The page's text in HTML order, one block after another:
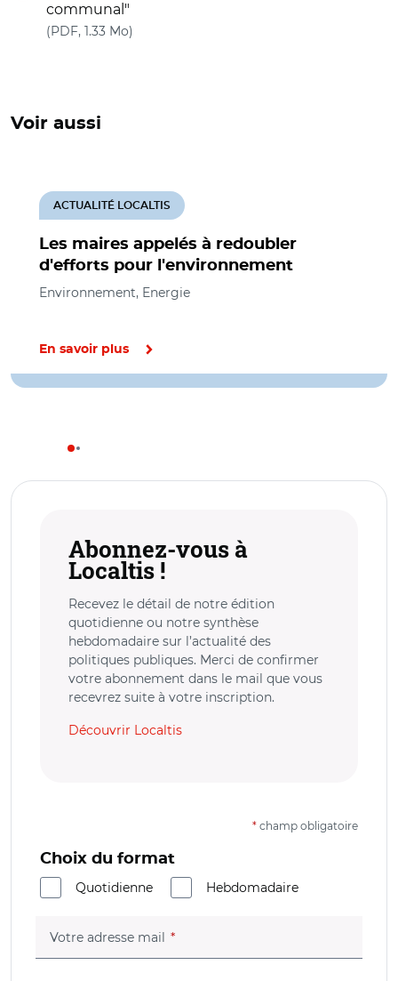
communal"
(PDF, 1.33 Mo)
Voir aussi
Les maires appelés à redoubler
d'efforts pour l'environnement
ACTUALITÉ LOCALTIS
Environnement, Energie
En savoir plus
Abonnez-vous à
Localtis !
Recevez le détail de notre édition
quotidienne ou notre synthèse
hebdomadaire sur l’actualité des
politiques publiques. Merci de confirmer
votre abonnement dans le mail que vous
recevrez suite à votre inscription.
Découvrir Localtis
* champ obligatoire
Choix du format
Quotidienne
Hebdomadaire
Votre adresse mail (champ obligatoire)